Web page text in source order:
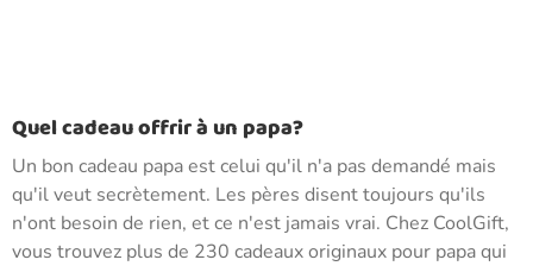
Quel cadeau offrir à un papa?
Un bon cadeau papa est celui qu'il n'a pas demandé mais
qu'il veut secrètement. Les pères disent toujours qu'ils
n'ont besoin de rien, et ce n'est jamais vrai. Chez CoolGift,
vous trouvez plus de 230 cadeaux originaux pour papa qui